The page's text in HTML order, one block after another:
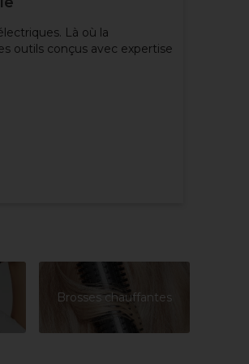
Là où la
outils conçus avec expertise
Brosses chauffantes